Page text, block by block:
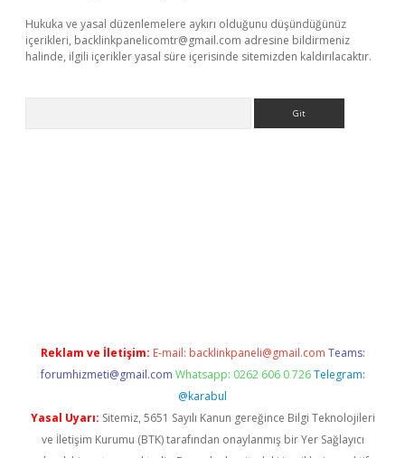
Hukuka ve yasal düzenlemelere aykırı olduğunu düşündüğünüz
içerikleri, backlinkpanelicomtr@gmail.com adresine bildirmeniz
halinde, ilgili içerikler yasal süre içerisinde sitemizden kaldırılacaktır.
Reklam ve İletişim: E-mail: backlinkpaneli@gmail.com Teams:
forumhizmeti@gmail.com Whatsapp: 0262 606 0 726 Telegram:
@karabul
Yasal Uyarı: Sitemiz, 5651 Sayılı Kanun gereğince Bilgi Teknolojileri
ve İletişim Kurumu (BTK) tarafından onaylanmış bir Yer Sağlayıcı